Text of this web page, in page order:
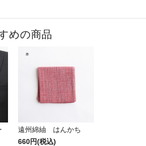
めの商品
遠州綿紬 はんかち
660円(税込)